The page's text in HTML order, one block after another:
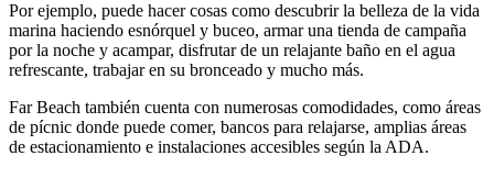
Por ejemplo, puede hacer cosas como descubrir la belleza de la vida
marina haciendo esnórquel y buceo, armar una tienda de campaña
por la noche y acampar, disfrutar de un relajante baño en el agua
refrescante, trabajar en su bronceado y mucho más.
Far Beach también cuenta con numerosas comodidades, como áreas
de pícnic donde puede comer, bancos para relajarse, amplias áreas
de estacionamiento e instalaciones accesibles según la ADA.